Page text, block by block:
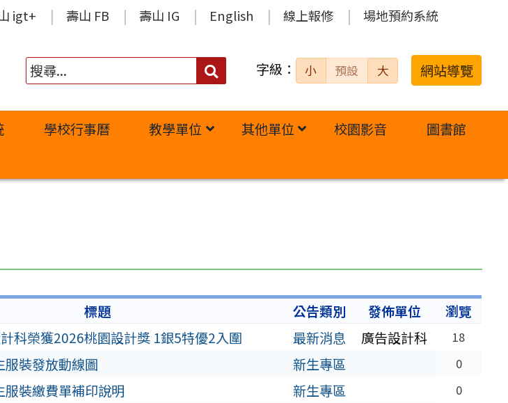
igt+ 壽山 FB 壽山 IG English 線上報修 場地預約系統
搜
字級： 小 預設 大 網站導覽
學校行事曆 教學單位 其他單位 校園影音
圖書館
標題 公告類別 發佈單位
瀏覽
科榮獲2026桃園設計獎 1銀5特優2入圍 最新消息 廣告設計科 18
服裝發放動線圖 新生專區 0
服裝繳費單補印說明 新生專區 0